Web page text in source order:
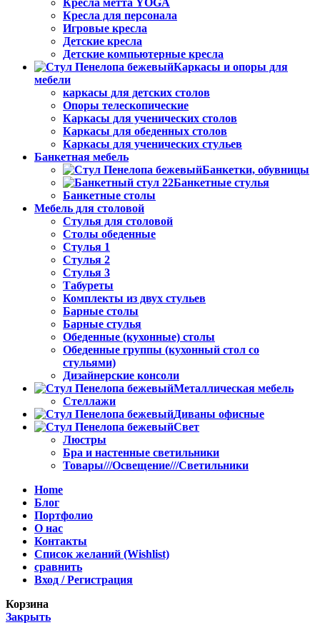
Кресла для персонала
Игровые кресла
Детские кресла
Детские компьютерные кресла
Каркасы и опоры для
мебели
каркасы для детских столов
Опоры телескопические
Каркасы для ученических столов
Каркасы для обеденных столов
Каркасы для ученических стульев
Банкетная мебель
Банкетки, обувницы
Банкетные стулья
Банкетные столы
Мебель для столовой
Стулья для столовой
Столы обеденные
Стулья 1
Стулья 2
Стулья 3
Табуреты
Комплекты из двух стульев
Барные столы
Барные стулья
Обеденные (кухонные) столы
Обеденные группы (кухонный стол со
стульями)
Дизайнерские консоли
Металлическая мебель
Стеллажи
Диваны офисные
Свет
Люстры
Бра и настенные светильники
Товары///Освещение///Светильники
Home
Блог
Портфолио
О нас
Контакты
Список желаний (Wishlist)
сравнить
Вход / Регистрация
Корзина
Закрыть